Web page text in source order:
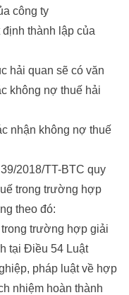
công ty
thành lập của
hải quan sẽ có văn
không nợ thuế hải
nhận không nợ thuế
2018/TT-BTC quy
trong trường hợp
theo đó:
trường hợp giải
tại Điều 54 Luật
pháp luật về hợp
nhiệm hoàn thành